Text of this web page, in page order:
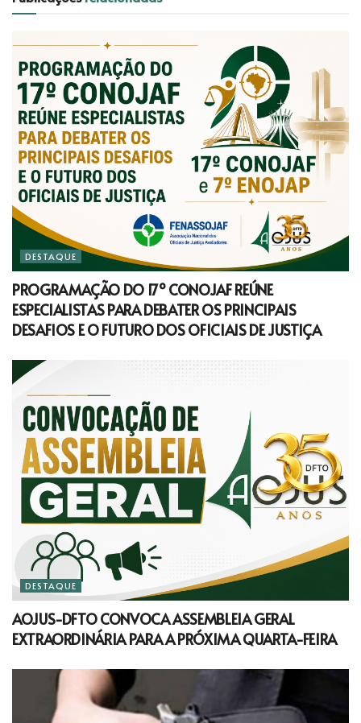
DESTAQUE
PROGRAMAÇÃO DO 17º CONOJAF REÚNE
ESPECIALISTAS PARA DEBATER OS PRINCIPAIS
DESAFIOS E O FUTURO DOS OFICIAIS DE JUSTIÇA
DESTAQUE
AOJUS-DFTO CONVOCA ASSEMBLEIA GERAL
EXTRAORDINÁRIA PARA A PRÓXIMA QUARTA-FEIRA